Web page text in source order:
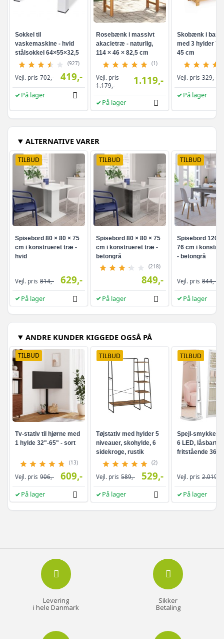
Sokkel til
vaskemaskine - hvid
stålsokkel 64×55×32,5
cm
(927)
Vejl. pris 702,- 419,-
På lager
Rosebænk i massivt
akacietræ - naturlig,
114 × 46 × 82,5 cm
(1)
Vejl. pris
1.179,-
1.119,-
På lager
Skobænk i
med 3 hylder 70
45 cm
Vejl. pris 329,-
På lager
ALTERNATIVE VARER
TILBUD
Spisebord 80 × 80 × 75
cm i konstrueret træ -
hvid
Vejl. pris 814,- 629,-
På lager
TILBUD
Spisebord 80 × 80 × 75
cm i konstrueret træ -
betongrå
(218)
849,-
På lager
TILBUD
Spisebord 120 ×
76 cm i
- betongrå
Vejl. pris 844,-
På lager
ANDRE KUNDER KIGGEDE OGSÅ PÅ
TILBUD
Tv-stativ til hjørne med
1 hylde 32"-65" - sort
(13)
Vejl. pris 906,- 609,-
På lager
TILBUD
Tøjstativ med hylder 5
niveauer, skohylde, 6
sidekroge, rustik
brun/sort
(2)
Vejl. pris 589,- 529,-
På lager
TILBUD
Spejl-
6 LED, låsbart -
fritstående 360°
helkropsspejl, 3
hvid/greige
Vejl. pris 2.019,-
På lager
Levering
i hele Danmark
Sikker
Betaling